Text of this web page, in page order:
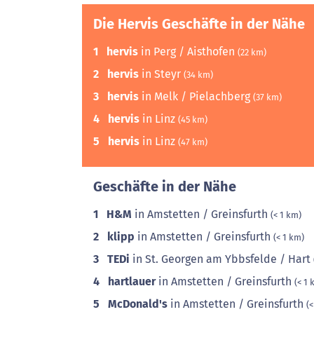
Die Hervis Geschäfte in der Nähe
1 hervis in Perg / Aisthofen (22 km)
2 hervis in Steyr (34 km)
3 hervis in Melk / Pielachberg (37 km)
4 hervis in Linz (45 km)
5 hervis in Linz (47 km)
Geschäfte in der Nähe
1 H&M in Amstetten / Greinsfurth (< 1 km)
2 klipp in Amstetten / Greinsfurth (< 1 km)
3 TEDi in St. Georgen am Ybbsfelde / Hart
4 hartlauerin Amstetten / Greinsfurth (< 1
5 McDonald's in Amstetten / Greinsfurth